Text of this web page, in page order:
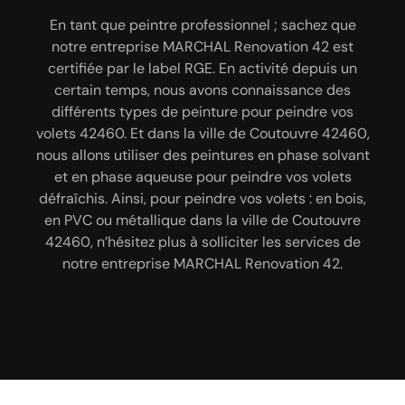
En tant que peintre professionnel ; sachez que
notre entreprise MARCHAL Renovation 42 est
certifiée par le label RGE. En activité depuis un
certain temps, nous avons connaissance des
différents types de peinture pour peindre vos
volets 42460. Et dans la ville de Coutouvre 42460,
nous allons utiliser des peintures en phase solvant
et en phase aqueuse pour peindre vos volets
défraîchis. Ainsi, pour peindre vos volets : en bois,
en PVC ou métallique dans la ville de Coutouvre
42460, n’hésitez plus à solliciter les services de
notre entreprise MARCHAL Renovation 42.
Pour améliorer l’esthétique en donnant une touche
de modernité à vos volets ; pensez à rénover vos
volets, et pour s’en occuper pensez à faire appel à
une entreprise spécialisée. Dans la ville de
Coutouvre 42460, notre entreprise MARCHAL
Renovation 42 se met à votre service pour
s’occuper de la rénovation de vos volets. Nous
disposons d’une équipe d’artisan peintre
passionnée qui saura vous assurer un travail bien
soigné et un résultat qui répond à vos attentes.
Nous pourrons rénover vos volets : en bois, en
aluminium, en PVC, etc.
Fort de plusieurs années d’expérience, notre
entreprise MARCHAL Renovation 42 est tout à fait
qualifiée pour effectuer une installation de vos
volets dans la ville de Coutouvre 42460. Grâce à
notre savoir-faire inégalé et aux matériels
professionnels que nous utilisons ; notre entreprise
MARCHAL Renovation 42 peut vous installer
différents types de volets, tels que : les volets
roulants, les volets battants ou les volets
électriques. Nos techniciens pourront réaliser cette
intervention dans les règles de l’art. Notre
entreprise MARCHAL Renovation 42 pourra vous